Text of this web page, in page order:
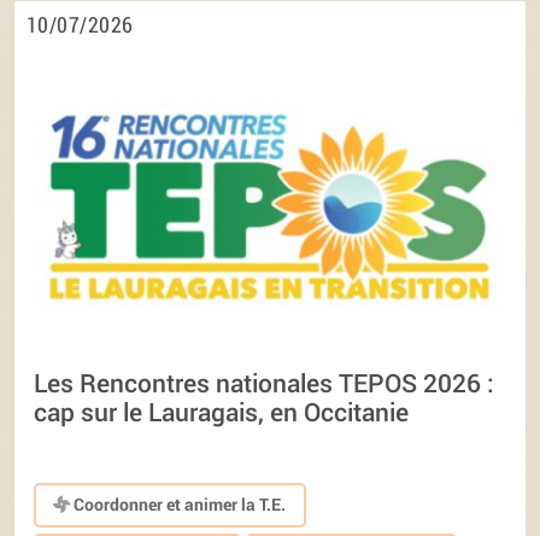
10/07/2026
Les Rencontres nationales TEPOS 2026 :
cap sur le Lauragais, en Occitanie
Coordonner et animer la T.E.